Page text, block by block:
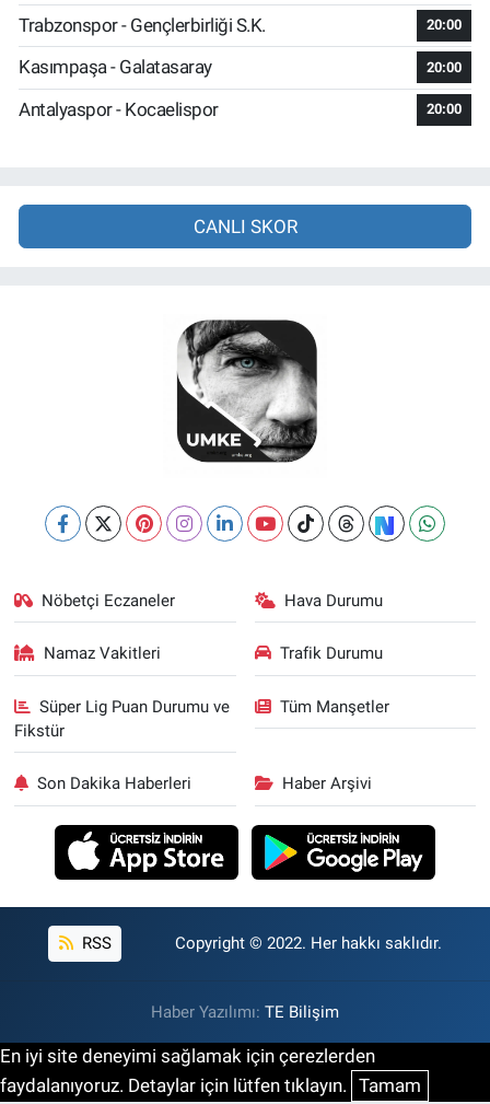
Trabzonspor - Gençlerbirliği S.K. 20:00
Kasımpaşa - Galatasaray 20:00
Antalyaspor - Kocaelispor 20:00
CANLI SKOR
Nöbetçi Eczaneler Hava Durumu
Namaz Vakitleri Trafik Durumu
Süper Lig Puan Durumu ve
Fikstür
Tüm Manşetler
Son Dakika Haberleri Haber Arşivi
RSS Copyright © 2022. Her hakkı saklıdır.
Haber Yazılımı: TE Bilişim
En iyi site deneyimi sağlamak için çerezlerden
faydalanıyoruz. Detaylar için lütfen tıklayın. Tamam